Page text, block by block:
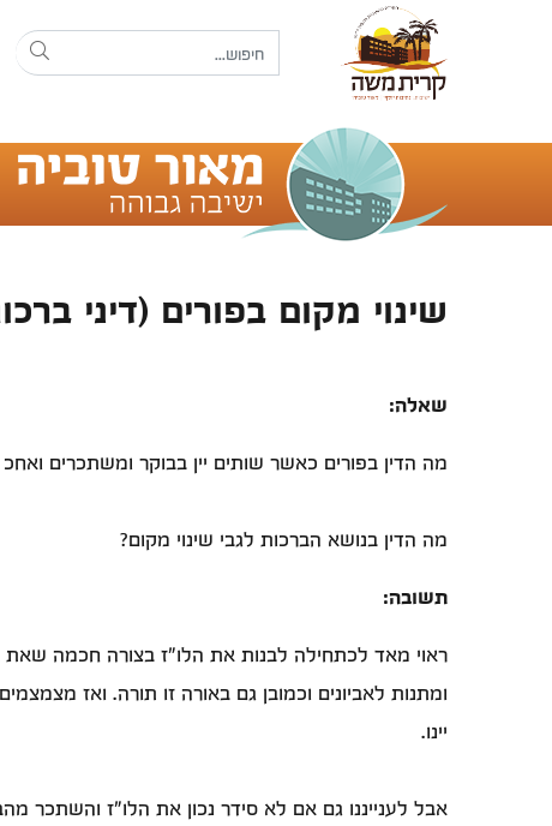
שינוי מקום בפורים (דיני
שאלה:
מה הדין בפורים כאשר שותים יין בבוקר ומשתכרים
מה הדין בנושא הברכות לגבי שינוי מקום?
תשובה:
ראוי מאד לכתחילה לבנות את הלו"ז בצורה חכמה
ומתנות לאביונים וכמובן גם באורה זו תורה. ואז
יינו.
אבל לענייננו גם אם לא סידר נכון את הלו"ז והשתכר